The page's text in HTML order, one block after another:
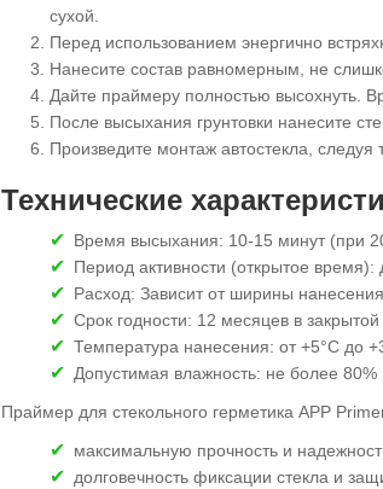
сухой.
Перед использованием энергично
Нанесите состав равномерным, не
Дайте праймеру полностью высохнуть.
После высыхания грунтовки нанесите
Произведите монтаж автостекла, следуя
Технические
Время высыхания: 10-15 минут (при
Период активности (открытое
Расход: Зависит от ширины
Срок годности: 12 месяцев в
Температура нанесения: от +5°C до
Допустимая влажность: не более 80%
Праймер для стекольного герметика APP
максимальную прочность и
долговечность фиксации стекла и